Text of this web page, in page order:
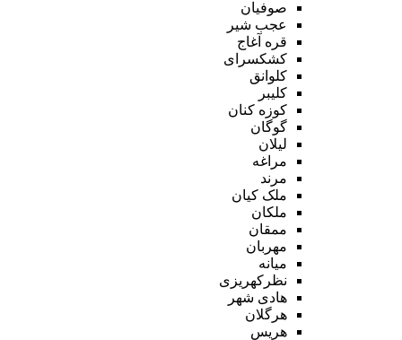
صوفیان
عجب شیر
قره آغاج
کشکسرای
کلوانق
کلیبر
کوزه کنان
گوگان
لیلان
مراغه
مرند
ملک کیان
ملکان
ممقان
مهربان
میانه
نظرکهریزی
هادی شهر
هرگلان
هریس